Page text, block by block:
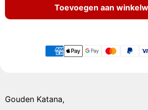
Toevoegen aan
Gouden Katana,